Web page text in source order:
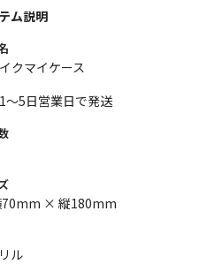
ム説明
クマイケース
～5日営業日で発送
70mm × 縦180mm
ル